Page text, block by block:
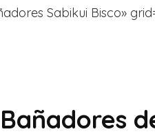
Sabikui Bisco»